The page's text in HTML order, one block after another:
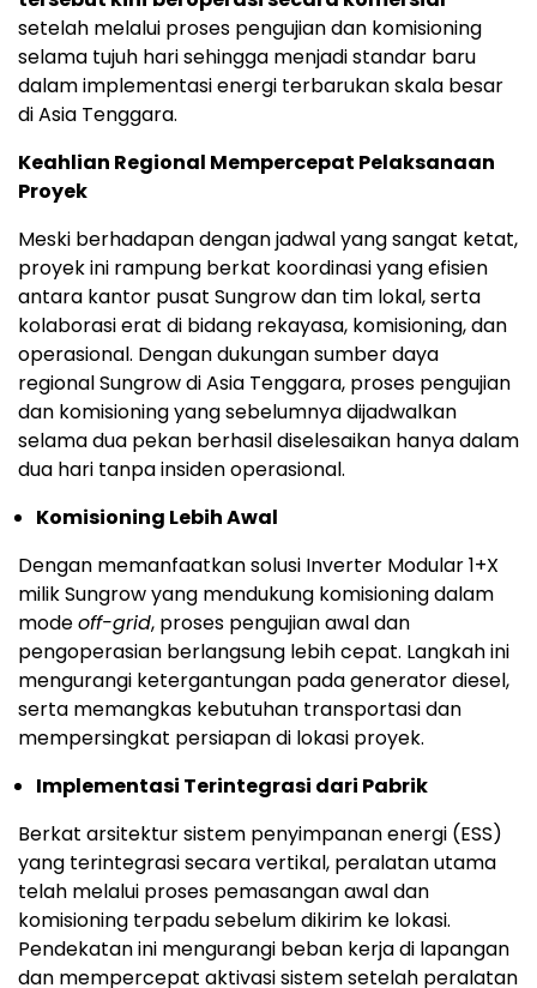
setelah melalui proses pengujian dan komisioning
selama tujuh hari sehingga menjadi standar baru
dalam implementasi energi terbarukan skala besar
di Asia Tenggara.
Keahlian Regional Mempercepat Pelaksanaan
Proyek
Meski berhadapan dengan jadwal yang sangat ketat,
proyek ini rampung berkat koordinasi yang efisien
antara kantor pusat Sungrow dan tim lokal, serta
kolaborasi erat di bidang rekayasa, komisioning, dan
operasional. Dengan dukungan sumber daya
regional Sungrow di Asia Tenggara, proses pengujian
dan komisioning yang sebelumnya dijadwalkan
selama dua pekan berhasil diselesaikan hanya dalam
dua hari tanpa insiden operasional.
Komisioning Lebih Awal
Dengan memanfaatkan solusi Inverter Modular 1+X
milik Sungrow yang mendukung komisioning dalam
modeoff-grid, proses pengujian awal dan
pengoperasian berlangsung lebih cepat. Langkah ini
mengurangi ketergantungan pada generator diesel,
serta memangkas kebutuhan transportasi dan
mempersingkat persiapan di lokasi proyek.
Implementasi Terintegrasi dari Pabrik
Berkat arsitektur sistem penyimpanan energi (ESS)
yang terintegrasi secara vertikal, peralatan utama
telah melalui proses pemasangan awal dan
komisioning terpadu sebelum dikirim ke lokasi.
Pendekatan ini mengurangi beban kerja di lapangan
dan mempercepat aktivasi sistem setelah peralatan